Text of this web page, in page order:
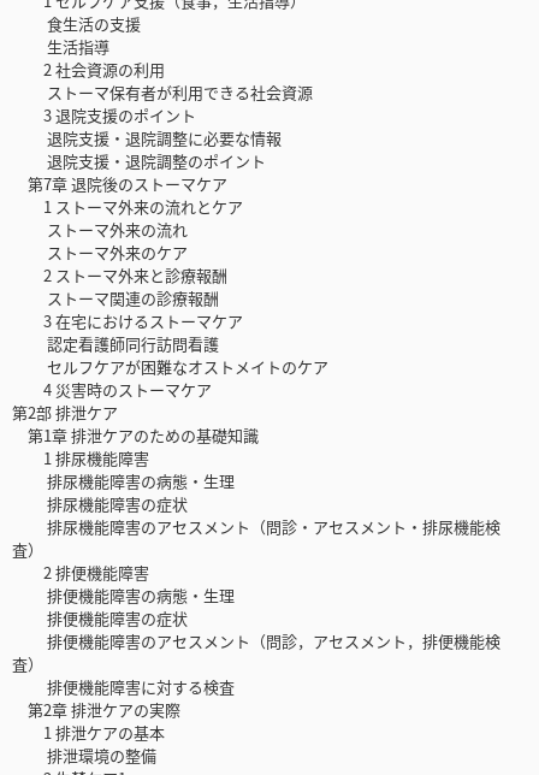
食生活の支援
生活指導
2 社会資源の利用
ストーマ保有者が利用できる社会資源
3 退院支援のポイント
退院支援・退院調整に必要な情報
退院支援・退院調整のポイント
第7章 退院後のストーマケア
1 ストーマ外来の流れとケア
ストーマ外来の流れ
ストーマ外来のケア
2 ストーマ外来と診療報酬
ストーマ関連の診療報酬
3 在宅におけるストーマケア
認定看護師同行訪問看護
セルフケアが困難なオストメイトのケア
4 災害時のストーマケア
第2部 排泄ケア
第1章 排泄ケアのための基礎知識
1 排尿機能障害
排尿機能障害の病態・生理
排尿機能障害の症状
排尿機能障害のアセスメント（問診・アセスメント・排尿機能検
査）
2 排便機能障害
排便機能障害の病態・生理
排便機能障害の症状
排便機能障害のアセスメント（問診，アセスメント，排便機能検
査）
排便機能障害に対する検査
第2章 排泄ケアの実際
1 排泄ケアの基本
排泄環境の整備